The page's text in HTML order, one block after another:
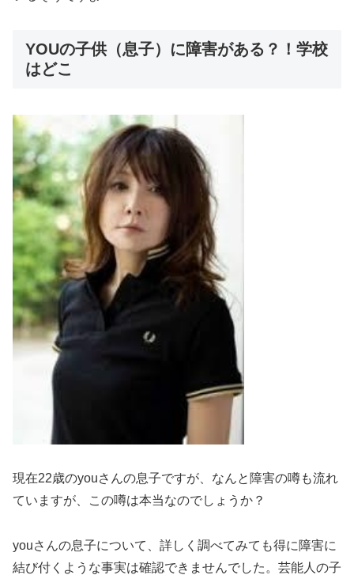
YOUの子供（息子）に障害がある？！学校
はどこ
現在22歳のyouさんの息子ですが、なんと障害の噂も流れ
ていますが、この噂は本当なのでしょうか？
youさんの息子について、詳しく調べてみても得に障害に
結び付くような事実は確認できませんでした。芸能人の子